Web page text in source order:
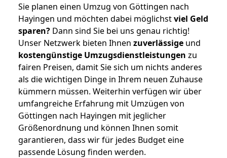
Sie planen einen Umzug von Göttingen nach
Hayingen und möchten dabei möglichstviel Geld
sparen? Dann sind Sie bei uns genau richtig!
Unser Netzwerk bieten Ihnen zuverlässige und
kostengünstige Umzugsdienstleistungen zu
fairen Preisen, damit Sie sich um nichts anderes
als die wichtigen Dinge in Ihrem neuen Zuhause
kümmern müssen. Weiterhin verfügen wir über
umfangreiche Erfahrung mit Umzügen von
Göttingen nach Hayingen mit jeglicher
Größenordnung und können Ihnen somit
garantieren, dass wir für jedes Budget eine
passende Lösung finden werden.